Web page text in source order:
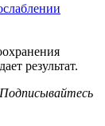
результат.